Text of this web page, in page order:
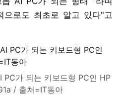
으로도 최초로 알고 있다"고
PC가 되는 키보드형 PC인 HP
/ 출처=IT동아